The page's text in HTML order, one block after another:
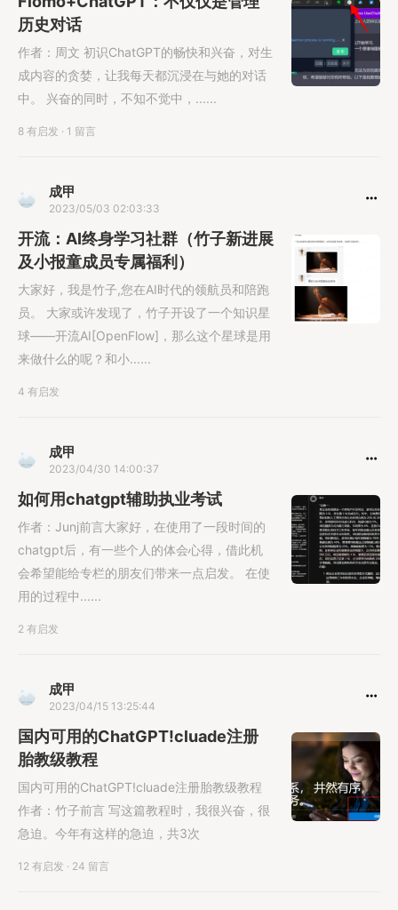
历史对话
作者：周文 初识ChatGPT的畅快和兴奋，对生
成内容的贪婪，让我每天都沉浸在与她的对话
中。 兴奋的同时，不知不觉中，......
8 有启发 · 1 留言
成甲
2023/05/03 02:03:33
开流：AI终身学习社群（竹子新进展
及小报童成员专属福利）
大家好，我是竹子,您在AI时代的领航员和陪跑
员。 大家或许发现了，竹子开设了一个知识星
球——开流AI[OpenFlow]，那么这个星球是用
来做什么的呢？和小......
4 有启发
成甲
2023/04/30 14:00:37
如何用chatgpt辅助执业考试
作者：Junj前言大家好，在使用了一段时间的
chatgpt后，有一些个人的体会心得，借此机
会希望能给专栏的朋友们带来一点启发。 在使
用的过程中......
2 有启发
成甲
2023/04/15 13:25:44
国内可用的ChatGPT!cluade注册
胎教级教程
国内可用的ChatGPT!cluade注册胎教级教程
作者：竹子前言 写这篇教程时，我很兴奋，很
急迫。今年有这样的急迫，共3次
12 有启发 · 24 留言